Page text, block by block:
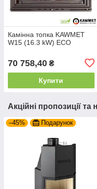
Камінна топка KAWMET
W15 (16.3 kW) ECO
70 758,40 ₴
Купити
Акційні пропозиції та
–45% Подарунок